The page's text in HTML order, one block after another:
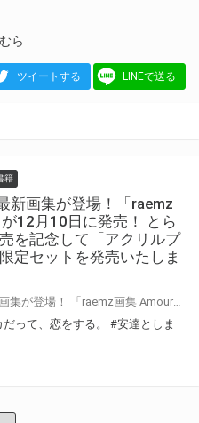
ら
ツイートする LINEで送る
籍
新画集が登場！「raemz
12月10日に発売！ とら
を記念して「アクリルプ
定セットを発売いたしま
って、恋をする。
#安達としま